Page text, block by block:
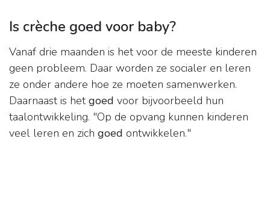
Is crèche goed voor baby?
Vanaf drie maanden is het voor de meeste kinderen
geen probleem. Daar worden ze socialer en leren
ze onder andere hoe ze moeten samenwerken.
Daarnaast is hetgoed voor bijvoorbeeld hun
taalontwikkeling. "Op de opvang kunnen kinderen
veel leren en zich goed ontwikkelen."